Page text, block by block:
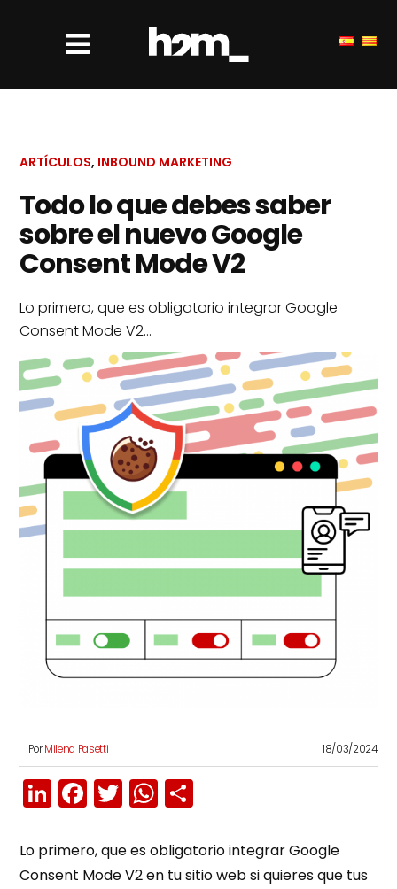
ARTÍCULOS, INBOUND MARKETING
Todo lo que debes saber
sobre el nuevo Google
Consent Mode V2
Lo primero, que es obligatorio integrar Google
Consent Mode V2…
PorMilena Pasetti 18/03/2024
LinkedIn
Facebook
TwitterWhatsApp
Lo primero, que es obligatorio integrar Google
Consent Mode V2 en tu sitio web si quieres que tus